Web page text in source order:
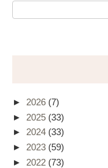
► 2026 (7)
► 2025 (33)
► 2024 (33)
► 2023 (59)
► 2022 (73)